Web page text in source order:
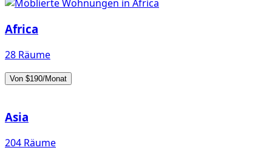
Africa
28 Räume
Von $190/Monat
Asia
204 Räume